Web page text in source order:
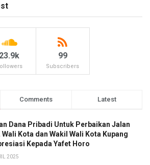
23.9k 99
Subscribers
Comments Latest
Dana Pribadi Untuk Perbaikan Jalan
Wali Kota dan Wakil Wali Kota Kupang
Kepada Yafet Horo
2025